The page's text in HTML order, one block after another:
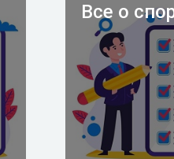
Все о